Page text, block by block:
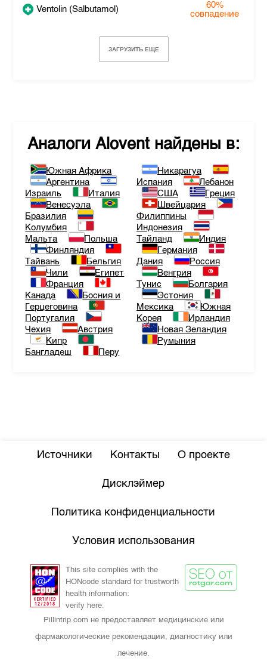
Ventolin (Salbutamol)
60%
совпадение
ЗАГРУЗИТЬ ЕЩЕ
Аналоги Alovent найдены в:
Южная Африка
Аргентина
Израиль
Италия
Венесуэла
Бразилия
Колумбия
Мальта
Польша
Финляндия
Тайвань
Бельгия
Чили
Египет
Франция
Канада
Босния и
Герцеговина
Португалия
Чехия
Австрия
Кипр
Бангладеш
Перу
Никарагуа
Испания
Лебанон
США
Греция
Швейцария
Филиппины
Индонезия
Тайланд
Индия
Германия
Дания
Россия
Венгрия
Тунис
Болгария
Эстония
Мексика
Южная
Корея
Ирландия
Новая Зеландия
Румыния
Источники Контакты О проекте
Дисклэймер
Политика конфиденциальности
Условия использования
This site complies with the
HONcode standard for trustworth
health information:
verify here.
Pillintrip.com не предоставляет медицинские или
фармакологические рекомендации, диагностику или
лечение.